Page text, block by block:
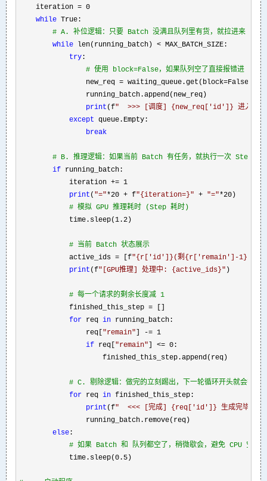
    iteration
= 0
while True:
# A. 补位逻辑：只要 Batch 没满且队列里有货，就拉进来
while len(running_batch) < MAX_BATCH_SIZE:
try :
# 使用 block=False，如果队列空了直接报错进
                new_req = waiting_queue.get(block=
False)
                running_batch.append(new_req)
print (f"
>>> [调度] {new_req['id']} 进入
except queue.Empty:
break
# B. 推理逻辑：如果当前 Batch 有任务，就执行一次 Step
if running_batch:
            iteration
+= 1
print ( "="*20 + f"{iteration=}" + "="*20 )
# 模拟 GPU 推理耗时 (Step 耗时)
            time.sleep(1.2
)
# 当前 Batch 状态展示
            active_ids = [f
"{r['id']}(剩{r['remain']-1})
print (f" [GPU推理] 处理中: {active_ids}" )
# 每一个请求的剩余长度减 1
            finished_this_step =
for req in running_batch:
                req[
"remain" ] -= 1
if req[ "remain" ] <= 0:
                    finished_this_step.append(req)
# C. 剔除逻辑：做完的立刻踢出，下一轮循环开头就会有新
for req in finished_this_step:
print (f"
<<< [完成] {req['id']} 生成完毕，释
                running_batch.remove(req)
else :
# 如果 Batch 和 队列都空了，稍微歇会，避免 CPU 空转
            time.sleep(0.5
)